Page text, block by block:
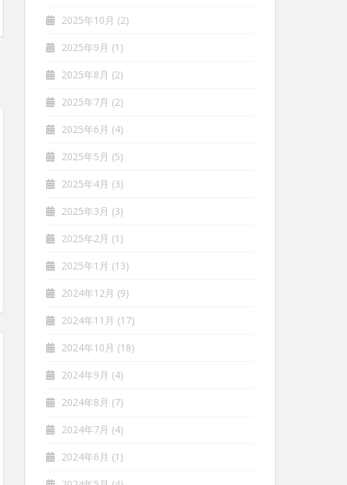
2025年10月 (2)
2025年9月 (1)
2025年8月 (2)
2025年7月 (2)
2025年6月 (4)
2025年5月 (5)
2025年4月 (3)
2025年3月 (3)
2025年2月 (1)
2025年1月 (13)
2024年12月 (9)
2024年11月 (17)
2024年10月 (18)
2024年9月 (4)
2024年8月 (7)
2024年7月 (4)
2024年6月 (1)